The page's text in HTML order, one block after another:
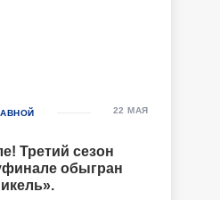
Третий сезон
обыгран
22 МАЯ